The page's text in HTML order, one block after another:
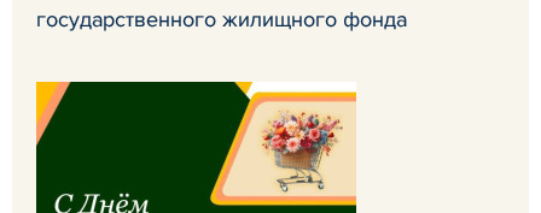
государственного жилищного фонда